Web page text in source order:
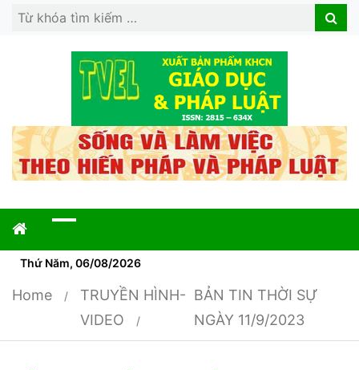
Search
Search
Thứ Năm, 06/08/2026
Home
TRUYỀN HÌNH-
VIDEO
BẢN TIN THỜI SỰ
NGÀY 11/9/2023